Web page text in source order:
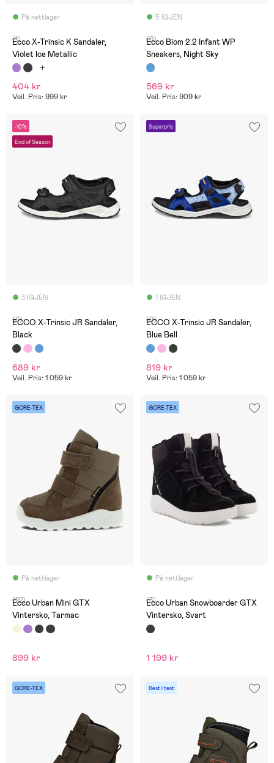
På nettlager
(1)
Ecco X-Trinsic K Sandaler,
Violet Ice Metallic
404 kr
Veil. Pris: 999 kr
5 IGJEN
(0)
Ecco Biom 2.2 Infant WP
Sneakers, Night Sky
569 kr
Veil. Pris: 909 kr
-10%
End of Season
3 IGJEN
(0)
ECCO X-Trinsic JR Sandaler,
Black
689 kr
Veil. Pris: 1 059 kr
Superpris
1 IGJEN
(0)
ECCO X-Trinsic JR Sandaler,
Blue Bell
819 kr
Veil. Pris: 1 059 kr
GORE-TEX
På nettlager
(22)
Ecco Urban Mini GTX
Vintersko, Tarmac
899 kr
GORE-TEX
På nettlager
(3)
Ecco Urban Snowboarder GTX
Vintersko, Svart
1 199 kr
GORE-TEX Best i test